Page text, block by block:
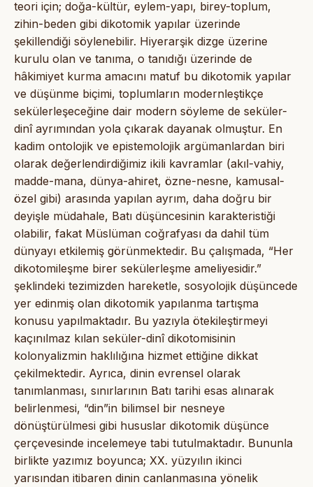
teori için; doğa-kültür, eylem-yapı, birey-toplum,
zihin-beden gibi dikotomik yapılar üzerinde
şekillendiği söylenebilir. Hiyerarşik dizge üzerine
kurulu olan ve tanıma, o tanıdığı üzerinde de
hâkimiyet kurma amacını matuf bu dikotomik yapılar
ve düşünme biçimi, toplumların modernleştikçe
sekülerleşeceğine dair modern söyleme de seküler-
dinî ayrımından yola çıkarak dayanak olmuştur. En
kadim ontolojik ve epistemolojik argümanlardan biri
olarak değerlendirdiğimiz ikili kavramlar (akıl-vahiy,
madde-mana, dünya-ahiret, özne-nesne, kamusal-
özel gibi) arasında yapılan ayrım, daha doğru bir
deyişle müdahale, Batı düşüncesinin karakteristiği
olabilir, fakat Müslüman coğrafyası da dahil tüm
dünyayı etkilemiş görünmektedir. Bu çalışmada, “Her
dikotomileşme birer sekülerleşme ameliyesidir.”
şeklindeki tezimizden hareketle, sosyolojik düşüncede
yer edinmiş olan dikotomik yapılanma tartışma
konusu yapılmaktadır. Bu yazıyla ötekileştirmeyi
kaçınılmaz kılan seküler-dinî dikotomisinin
kolonyalizmin haklılığına hizmet ettiğine dikkat
çekilmektedir. Ayrıca, dinin evrensel olarak
tanımlanması, sınırlarının Batı tarihi esas alınarak
belirlenmesi, “din”in bilimsel bir nesneye
dönüştürülmesi gibi hususlar dikotomik düşünce
çerçevesinde incelemeye tabi tutulmaktadır. Bununla
birlikte yazımız boyunca; XX. yüzyılın ikinci
yarısından itibaren dinin canlanmasına yönelik